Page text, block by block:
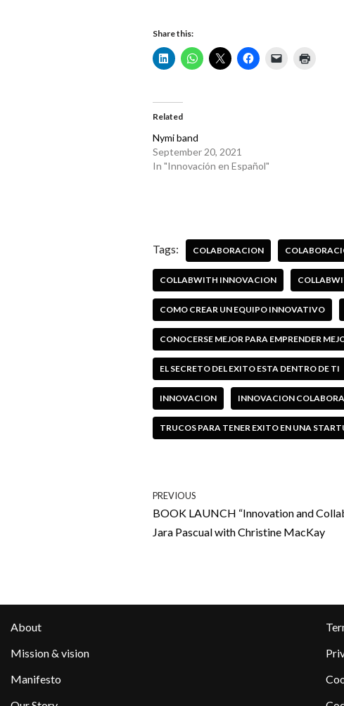
Share this:
Related
Nymi band
September 20, 2021
In "Innovación en Español"
Tags: COLABORACION
COLLABWITH INNOVACION
COMO CREAR UN EQUIPO INNOVATIVO
CONOCERSE MEJOR PARA EMPRENDER
EL SECRETO DEL EXITO ESTA DENTRO DE TI
INNOVACION INNOVACION
TRUCOS PARA TENER EXITO EN UNA
PREVIOUS
BOOK LAUNCH “Innovation and
Jara Pascual with Christine MacKay
About
Mission & vision
Manifesto